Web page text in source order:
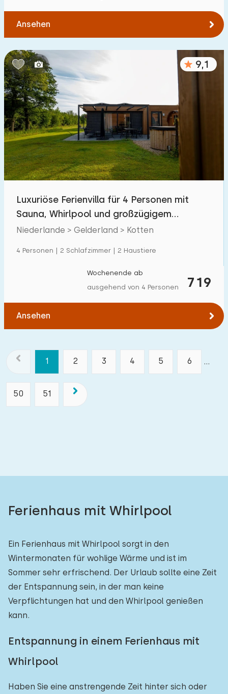
Ansehen
9,1
Luxuriöse Ferienvilla für 4 Personen mit
Sauna, Whirlpool und großzügigem
Außenbereich
Niederlande > Gelderland > Kotten
4 Personen | 2 Schlafzimmer | 2 Haustiere
719
Wochenende ab
ausgehend von 4 Personen
Ansehen
1 2 3 4 5 6 ...
50 51
Ferienhaus mit Whirlpool
Ein Ferienhaus mit Whirlpool sorgt in den
Wintermonaten für wohlige Wärme und ist im
Sommer sehr erfrischend. Der Urlaub sollte eine Zeit
der Entspannung sein, in der man keine
Verpflichtungen hat und den Whirlpool genießen
kann.
Entspannung in einem Ferienhaus mit
Whirlpool
Haben Sie eine anstrengende Zeit hinter sich oder